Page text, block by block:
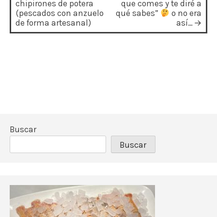
a
v
ó
n
d
e
n
chipirones de potera
(pescados con anzuelo
de forma artesanal)
que comes y te diré a
qué sabes”
o no era
así…
Buscar
Buscar